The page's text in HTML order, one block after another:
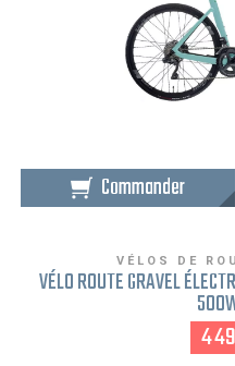
Commander
VÉLOS DE
VÉLO ROUTE GRAVEL
4